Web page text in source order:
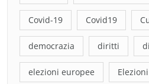
Covid-19 Covid19
democrazia diritti
elezioni europee